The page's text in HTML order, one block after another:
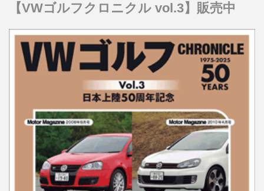
【VWゴルフクロニクル vol.3】販売中